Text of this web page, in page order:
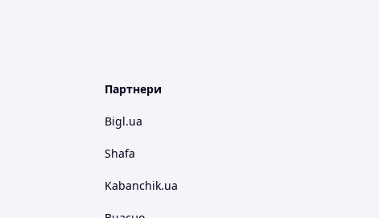
Партнери
Bigl.ua
Shafa
Kabanchik.ua